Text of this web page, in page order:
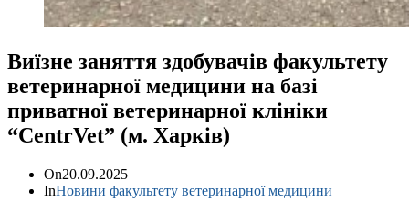
Виїзне заняття здобувачів факультету
ветеринарної медицини на базі
приватної ветеринарної клініки
“CentrVet” (м. Харків)
On20.09.2025
InНовини факультету ветеринарної медицини